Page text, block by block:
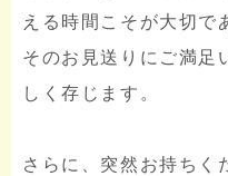
える時間こそが大切で
そのお見送りにご満足
しく存じます。
さらに、突然お持ちく